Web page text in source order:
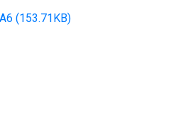
(153.71KB)